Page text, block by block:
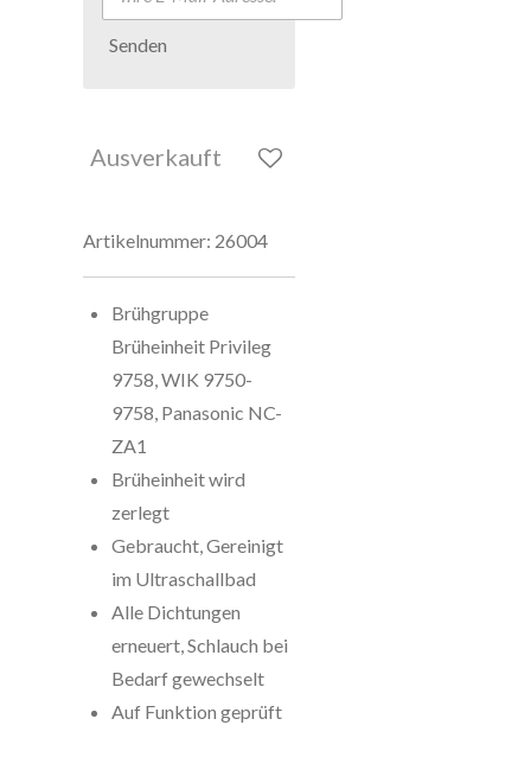
Senden
Ausverkauft
Artikelnummer: 26004
Brühgruppe
Brüheinheit Privileg
9758, WIK 9750-
9758, Panasonic NC-
ZA1
Brüheinheit wird
zerlegt
Gebraucht, Gereinigt
im Ultraschallbad
Alle Dichtungen
erneuert, Schlauch bei
Bedarf gewechselt
Auf Funktion geprüft